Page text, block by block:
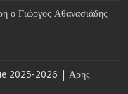
ο Γιώργος Αθανασιάδης
2025-2026 | Άρης